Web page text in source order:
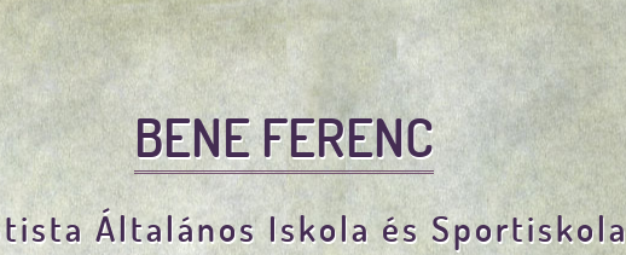
BENE FERENC
Általános Iskola és Sportiskola